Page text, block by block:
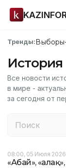
Тренды:
Все новости
в мире -
за сегодня от
08:00, 05 Июля 2026
«Абай»,